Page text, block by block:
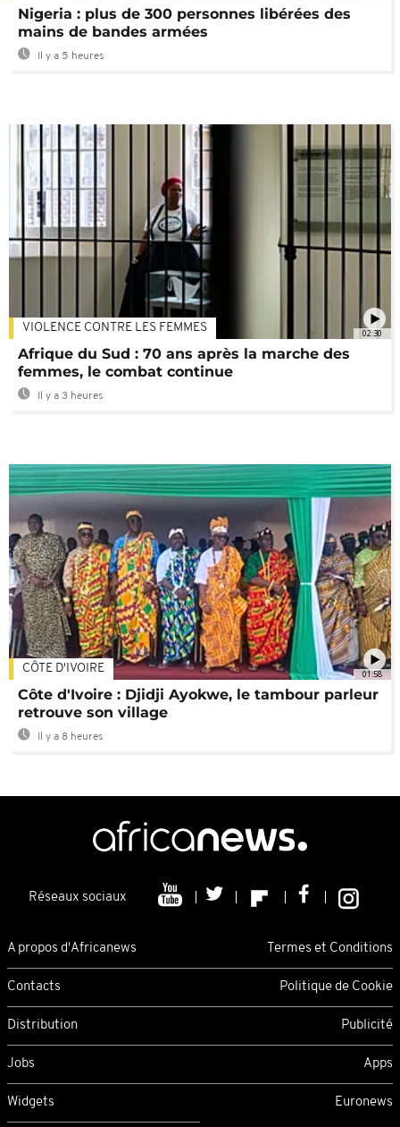
Nigeria : plus de 300 personnes libérées des
mains de bandes armées
Il y a 5 heures
02:30
VIOLENCE CONTRE LES FEMMES
Afrique du Sud : 70 ans après la marche des
femmes, le combat continue
Il y a 3 heures
01:58
CÔTE D'IVOIRE
Côte d'Ivoire : Djidji Ayokwe, le tambour parleur
retrouve son village
Il y a 8 heures
Réseaux sociaux
A propos d'Africanews Termes et Conditions
Contacts Politique de Cookie
Distribution Publicité
Jobs Apps
Widgets Euronews